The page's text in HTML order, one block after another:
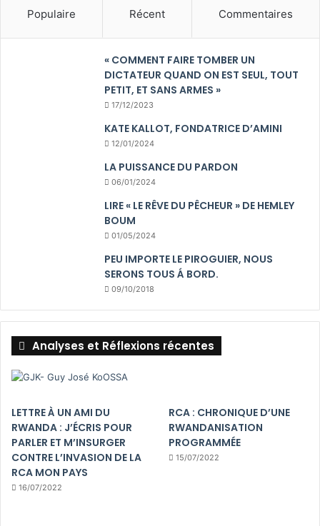
Populaire Récent Commentaires
« COMMENT FAIRE TOMBER UN
DICTATEUR QUAND ON EST SEUL, TOUT
PETIT, ET SANS ARMES »
17/12/2023
KATE KALLOT, FONDATRICE D’AMINI
12/01/2024
LA PUISSANCE DU PARDON
06/01/2024
LIRE « LE RÊVE DU PÊCHEUR » DE HEMLEY
BOUM
01/05/2024
PEU IMPORTE LE PIROGUIER, NOUS
SERONS TOUS Á BORD.
09/10/2018
Analyses et Réflexions récentes
LETTRE À UN AMI DU
RWANDA : J’ÉCRIS POUR
PARLER ET M’INSURGER
CONTRE L’INVASION DE LA
RCA MON PAYS
16/07/2022
RCA : CHRONIQUE D’UNE
RWANDANISATION
PROGRAMMÉE
15/07/2022